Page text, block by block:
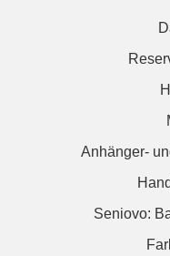
Anhänger-
Seniovo: